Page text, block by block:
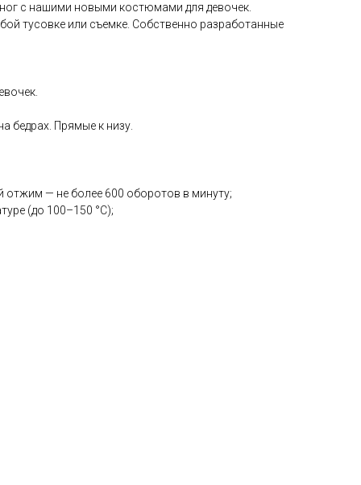
с нашими новыми костюмами для девочек.
тусовке или съемке. Собственно разработанные
бедрах. Прямые к низу.
отжим — не более 600 оборотов в минуту;
(до 100–150 °С);